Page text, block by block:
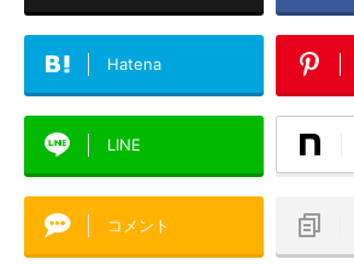
Hatena
LINE
コメント